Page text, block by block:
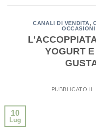
CANALI DI VENDITA,
YOGURT
PUBBLICATO IL
10
Lug